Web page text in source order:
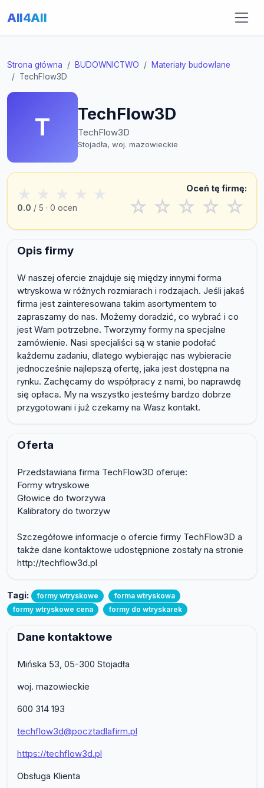
All4All
Strona główna BUDOWNICTWO
Materiały budowlane
TechFlow3D
T TechFlow3D
TechFlow3D
Stojadła, woj. mazowieckie
★ ★ ★ ★ ★
0.0 / 5 · 0 ocen
Oceń tę firmę:
☆ ☆ ☆ ☆ ☆
Opis firmy
W naszej ofercie znajduje się między innymi forma
wtryskowa w różnych rozmiarach i rodzajach. Jeśli jakaś
firma jest zainteresowana takim asortymentem to
zapraszamy do nas. Możemy doradzić, co wybrać i co
jest Wam potrzebne. Tworzymy formy na specjalne
zamówienie. Nasi specjaliści są w stanie podołać
każdemu zadaniu, dlatego wybierając nas wybieracie
jednocześnie najlepszą ofertę, jaka jest dostępna na
rynku. Zachęcamy do współpracy z nami, bo naprawdę
się opłaca. My na wszystko jesteśmy bardzo dobrze
przygotowani i już czekamy na Wasz kontakt.
Oferta
Przedstawiana firma TechFlow3D oferuje:
Formy wtryskowe
Głowice do tworzywa
Kalibratory do tworzyw
Szczegółowe informacje o ofercie firmy TechFlow3D a
także dane kontaktowe udostępnione zostały na stronie
http://techflow3d.pl
Tagi: formy wtryskowe
forma wtryskowa
formy wtryskowe cena
formy do wtryskarek
Dane kontaktowe
Mińska 53, 05-300 Stojadła
woj. mazowieckie
600 314 193
techflow3d@pocztadlafirm.pl
https://techflow3d.pl
Obsługa Klienta